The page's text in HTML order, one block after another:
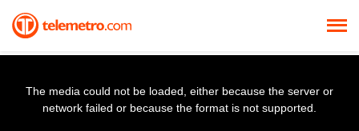
The media could not be loaded, either because the server or
network failed or because the format is not supported.